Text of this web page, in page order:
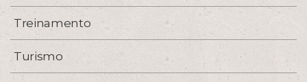
Treinamento
Turismo